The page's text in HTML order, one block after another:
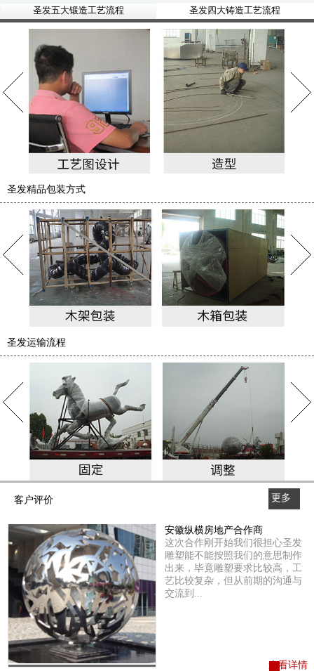
圣发五大锻造工艺流程 圣发四大铸造工艺流程
圣发精品包装方式
圣发运输流程
客户评价
更多
查看详情
安徽纵横房地产合作商
这次合作刚开始我们很担心圣发
雕塑能不能按照我们的意思制作
出来，毕竟雕塑要求比较高，工
艺比较复杂，但从前期的沟通与
交流到...